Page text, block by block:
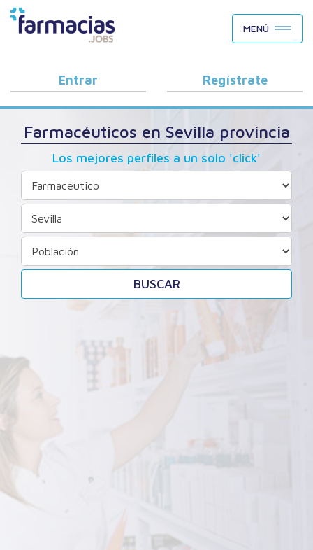
BUSCAR CANDIDATOS
OFERTAS DE EMPLEO
COMO FUNCIONA
PORQUÉ FARMACIAS.JOBS
BLOG
MENÚ
Entrar Regístrate
Farmacéuticos en Sevilla provincia
Los mejores perfiles a un solo 'click'
BUSCAR